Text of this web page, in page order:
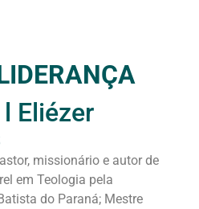
Eliézer
missionário e autor de
em Teologia pela
do Paraná; Mestre